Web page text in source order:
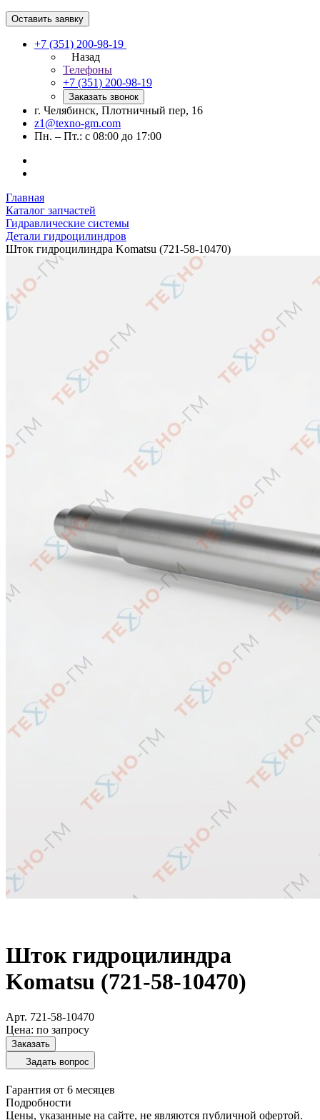
Оставить заявку
+7 (351) 200-98-19
Назад
Телефоны
+7 (351) 200-98-19
Заказать звонок
г. Челябинск, Плотничный пер, 16
z1@texno-gm.com
Пн. – Пт.: с 08:00 до 17:00
Главная
Каталог запчастей
Гидравлические системы
Детали гидроцилиндров
Шток гидроцилиндра Komatsu (721-58-10470)
Шток гидроцилиндра
Komatsu (721-58-10470)
Арт. 721-58-10470
Цена: по запросу
Заказать
Задать вопрос
Гарантия от 6 месяцев
Подробности
Цены, указанные на сайте, не являются публичной офертой.